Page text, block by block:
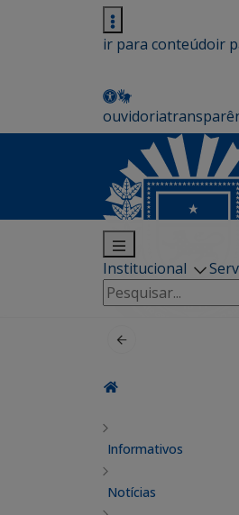
ir para conteúdoir
ouvidoria
Institucional
Pesquisar
por:
Informativos
Notícias